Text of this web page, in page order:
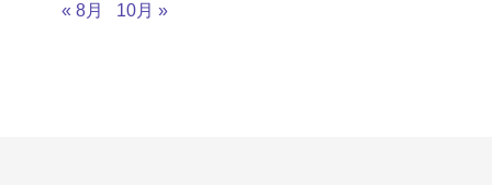
« 8月 10月 »